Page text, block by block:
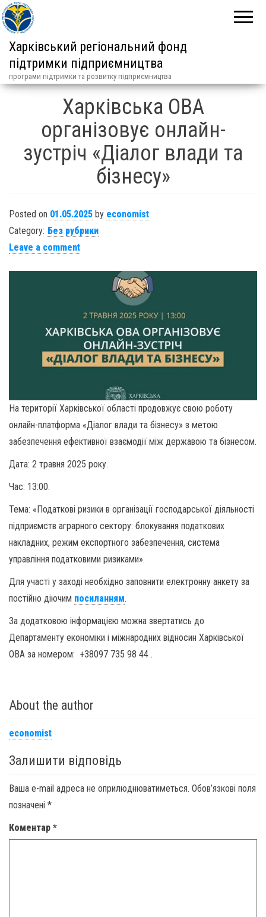
Харківський регіональний фонд
підтримки підприємництва
програми підтримки та розвитку підприємництва
Харківська ОВА
організовує онлайн-
зустріч «Діалог влади та
бізнесу»
Posted on 01.05.2025 by economist
Category: Без рубрики
Leave a comment
На території Харківської області продовжує свою роботу
онлайн-платформа «Діалог влади та бізнесу» з метою
забезпечення ефективної взаємодії між державою та бізнесом.
Дата: 2 травня 2025 року.
Час: 13:00.
Тема: «Податкові ризики в організації господарської діяльності
підприємств аграрного сектору: блокування податкових
накладних, режим експортного забезпечення, система
управління податковими ризиками».
Для участі у заході необхідно заповнити електронну анкету за
постійно діючим посиланням.
За додатковою інформацією можна звертатись до
Департаменту економіки і міжнародних відносин Харківської
ОВА за номером: +38097 735 98 44 .
About the author
economist
Залишити відповідь
Ваша e-mail адреса не оприлюднюватиметься. Обов’язкові поля
позначені *
Коментар *